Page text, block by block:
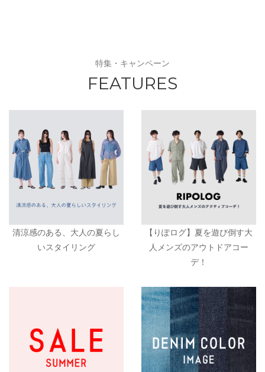
特集・キャンペーン
FEATURES
清涼感のある、大人の夏らし
いスタイリング
【りぽログ】夏を遊び倒す大
人メンズのアウトドアコー
デ！